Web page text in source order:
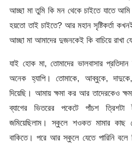
আচ্ছা মা তুমি কি মন থেকে চাইতে যাতে
হয়তো তাই চাইতে? আর মহান সৃষ্টিকর্তা
আচ্ছা মা আমাদের দুজনকেই কি বাচিয়ে রাখা
যাই হোক মা, তোমাদের ভালবাসার
অনেক হ্যাপি। তোমাকে, আব্বুকে,
দিয়েছি। আমায় ক্ষমা কর আর তাদেরকেও
ব্যাগের ভিতরের পকেটে পাঁচশ
জমিয়েছিলাম। স্কুলে শওকত মামার কাছ
বাকিতে। পরে আর স্কুলে যেতে পারিনি বলে